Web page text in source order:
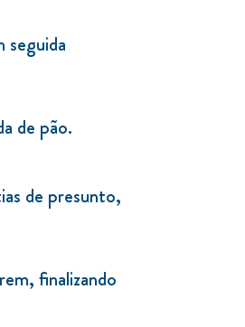
de pão.
de presunto,
finalizando